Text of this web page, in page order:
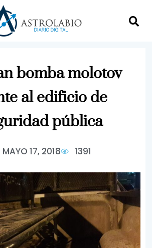
bomba molotov
al edificio de
pública
MAYO 17, 2018 1391